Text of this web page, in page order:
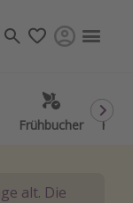
Frühbucher
Frühbucher
alt. Die